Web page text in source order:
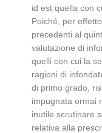
id est quella con
Poiché, per
precedenti al
valutazione di
quelli con cui la
ragioni di
di primo grado,
impugnata ormai
inutile scrutinare
relativa alla